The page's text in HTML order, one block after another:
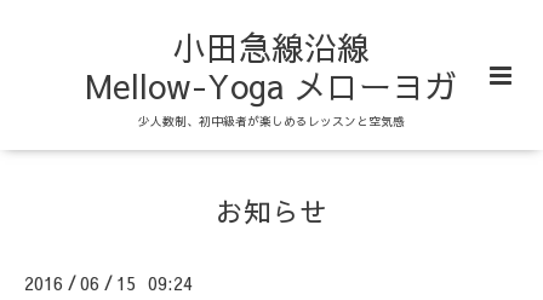
小田急線沿線
Mellow-Yoga メローヨガ
少人数制、初中級者が楽しめるレッスンと空気感
お知らせ
2016 /06 / 15 09:24